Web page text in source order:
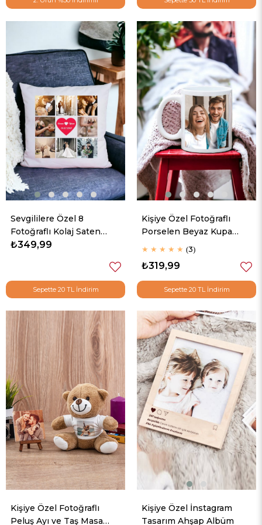
Sevgililere Özel 8
Fotoğraflı Kolaj Saten
Kare Yastık
₺349,99
Sepette 20 TL İndirim
Kişiye Özel Fotoğraflı
Porselen Beyaz Kupa
Bardak
★ ★ ★ ★ ★ 3
₺319,99
Sepette 20 TL İndirim
Kişiye Özel Fotoğraflı
Peluş Ayı ve Taş Masa
Kişiye Özel İnstagram
Tasarım Ahşap Albüm